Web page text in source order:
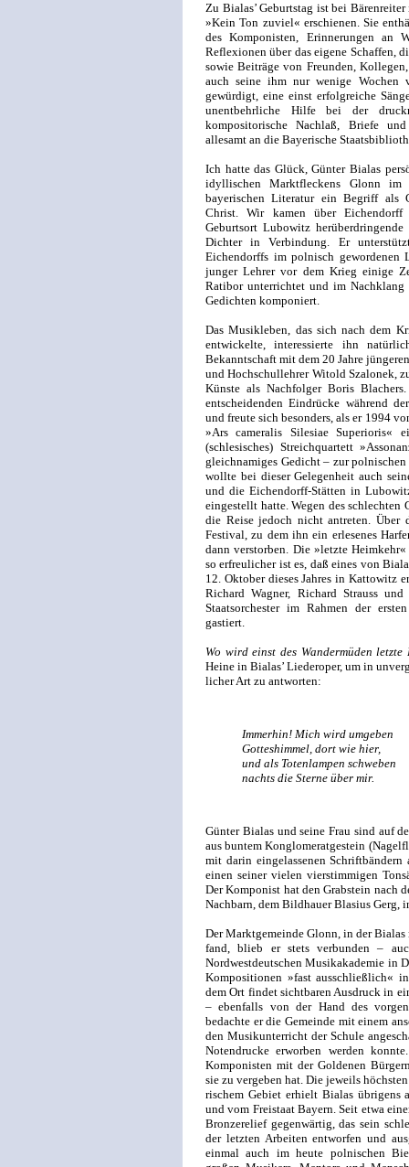
Zu Bialas’ Geburtstag ist bei
»Kein Ton zuviel« erschienen. Sie
des Komponisten, Erinnerungen an
Reflexionen über das eigene Schaffen,
sowie Beiträge von Freunden,
auch seine ihm nur wenige Wochen
gewürdigt, eine einst erfolgreiche
unentbehrliche Hilfe bei der
kompositorische Nachlaß, Briefe
allesamt an die Bayerische
Ich hatte das Glück, Günter Bialas
idyllischen Marktfleckens Glonn im
bayerischen Literatur ein Begriff als
Christ. Wir kamen über Eichendorff
Geburtsort Lubowitz
Dichter in Verbindung. Er
Eichendorffs im polnisch gewordenen
junger Lehrer vor dem Krieg einige
Ratibor unterrichtet und im Nachklang
Gedichten komponiert.
Das Musikleben, das sich nach dem
entwickelte, interessierte ihn
Bekanntschaft mit dem 20 Jahre
und Hochschullehrer Witold Szalonek,
Künste als Nachfolger Boris
entscheidenden Eindrücke während
und freute sich besonders, als er 1994
»Ars cameralis Silesiae Superioris«
(schlesisches) Streichquartett
gleichnamiges Gedicht – zur
wollte bei dieser Gelegenheit auch
und die Eichendorff-Stätten in
eingestellt hatte. Wegen des schlechten
die Reise jedoch nicht antreten. Über
Festival, zu dem ihn ein erlesenes
dann verstorben. Die »letzte
so erfreulicher ist es, daß eines von
12. Oktober dieses Jahres in Kattowitz
Richard Wagner, Richard Strauss
Staatsorchester im Rahmen der
gastiert.
Wo wird einst des Wandermüden letzte
Heine in Bialas’ Liederoper, um in
licher Art zu antworten:
Immerhin! Mich wird umgeben
Gotteshimmel, dort wie hier,
und als Totenlampen schweben
nachts die Sterne über mir.
Günter Bialas und seine Frau sind auf
aus buntem Konglomeratgestein
mit darin eingelassenen
einen seiner vielen vierstimmigen
Der Komponist hat den Grabstein nach
Nachbarn, dem Bildhauer Blasius Gerg,
Der Marktgemeinde Glonn, in der
fand, blieb er stets verbunden –
Nordwestdeutschen Musikakademie in
Kompositionen »fast ausschließlich«
dem Ort findet sichtbaren Ausdruck in
– ebenfalls von der Hand des
bedachte er die Gemeinde mit einem
den Musikunterricht der Schule
Notendrucke erworben werden
Komponisten mit der Goldenen
sie zu vergeben hat. Die jeweils
rischem Gebiet erhielt Bialas übrigens
und vom Freistaat Bayern. Seit etwa
Bronzerelief gegenwärtig, das sein
der letzten Arbeiten entworfen und
einmal auch im heute polnischen